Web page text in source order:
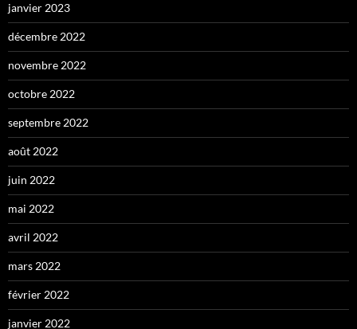
janvier 2023
décembre 2022
novembre 2022
octobre 2022
septembre 2022
août 2022
juin 2022
mai 2022
avril 2022
mars 2022
février 2022
janvier 2022